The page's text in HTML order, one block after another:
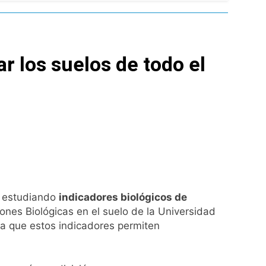
como «delincuentes anarquistas»
capítulo
los suelos de todo el
indicadores biológicos de
Biológicas en el suelo de la Universidad
que estos indicadores permiten